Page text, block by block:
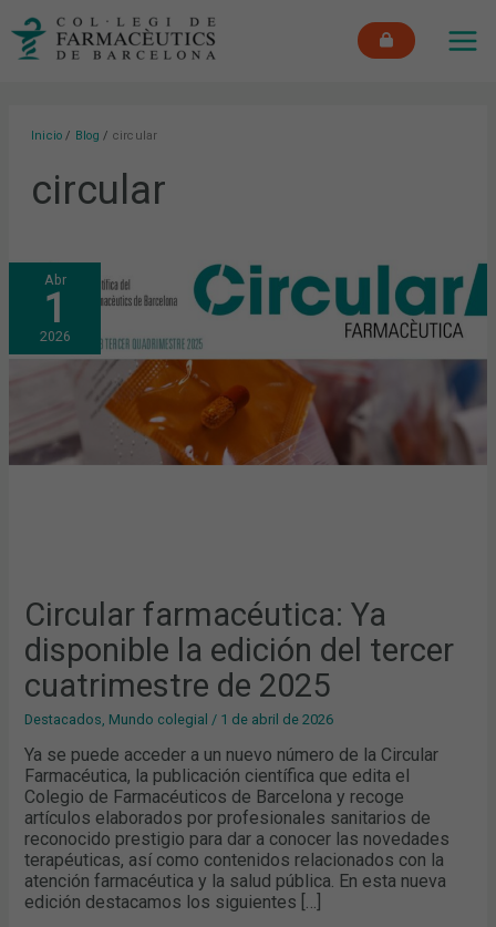
Inicio Blog circular
circular
Abr
1
2026
Circular farmacéutica: Ya
disponible la edición del tercer
cuatrimestre de 2025
Destacados, Mundo colegial / 1 de abril de 2026
Ya se puede acceder a un nuevo número de la Circular
Farmacéutica, la publicación científica que edita el
Colegio de Farmacéuticos de Barcelona y recoge
artículos elaborados por profesionales sanitarios de
reconocido prestigio para dar a conocer las novedades
terapéuticas, así como contenidos relacionados con la
atención farmacéutica y la salud pública. En esta nueva
edición destacamos los siguientes […]
CIRCULAR
FARMACÉUTICA:
YA
DISPONIBLE
LA
EDICIÓN
DEL
CUATRIMESTRE